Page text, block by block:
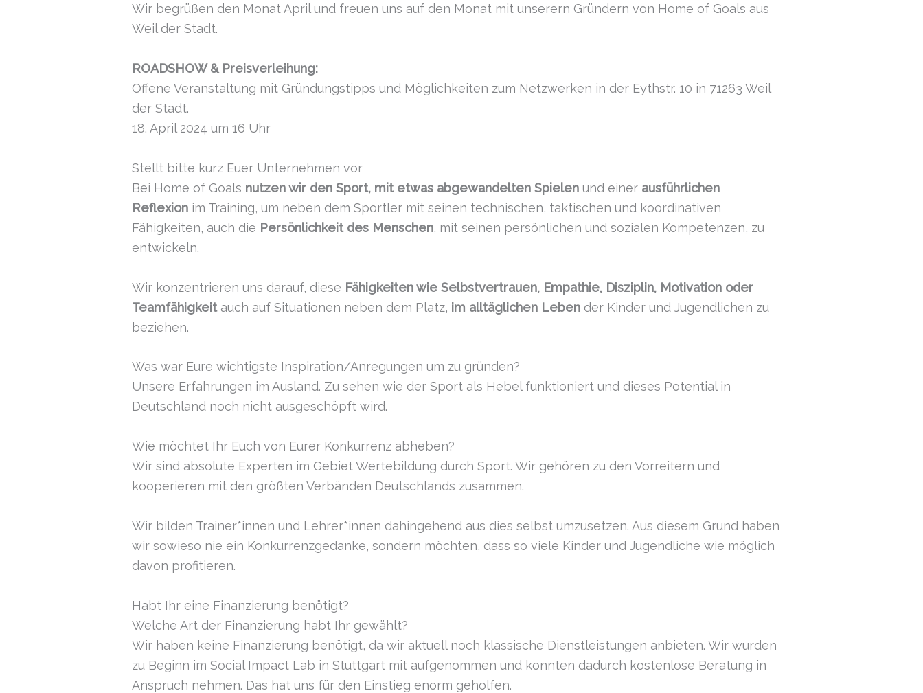
Wir begrüßen den Monat April und freuen uns auf den Monat mit unserern Gründern von Home of Goals aus
Weil der Stadt.
ROADSHOW & Preisverleihung:
Offene Veranstaltung mit Gründungstipps und Möglichkeiten zum Netzwerken in der Eythstr. 10 in 71263 Weil
der Stadt.
18. April 2024 um 16 Uhr
Stellt bitte kurz Euer Unternehmen vor
Bei Home of Goals nutzen wir den Sport, mit etwas abgewandelten Spielen und einer ausführlichen
Reflexion im Training, um neben dem Sportler mit seinen technischen, taktischen und koordinativen
Fähigkeiten, auch die Persönlichkeit des Menschen, mit seinen persönlichen und sozialen Kompetenzen, zu
entwickeln.
Wir konzentrieren uns darauf, diese Fähigkeiten wie Selbstvertrauen, Empathie, Disziplin, Motivation oder
Teamfähigkeitauch auf Situationen neben dem Platz, im alltäglichen Leben der Kinder und Jugendlichen zu
beziehen.
Was war Eure wichtigste Inspiration/Anregungen um zu gründen?
Unsere Erfahrungen im Ausland. Zu sehen wie der Sport als Hebel funktioniert und dieses Potential in
Deutschland noch nicht ausgeschöpft wird.
Wie möchtet Ihr Euch von Eurer Konkurrenz abheben?
Wir sind absolute Experten im Gebiet Wertebildung durch Sport. Wir gehören zu den Vorreitern und
kooperieren mit den größten Verbänden Deutschlands zusammen.
Wir bilden Trainer*innen und Lehrer*innen dahingehend aus dies selbst umzusetzen. Aus diesem Grund haben
wir sowieso nie ein Konkurrenzgedanke, sondern möchten, dass so viele Kinder und Jugendliche wie möglich
davon profitieren.
Habt Ihr eine Finanzierung benötigt?
Welche Art der Finanzierung habt Ihr gewählt?
Wir haben keine Finanzierung benötigt, da wir aktuell noch klassische Dienstleistungen anbieten. Wir wurden
zu Beginn im Social Impact Lab in Stuttgart mit aufgenommen und konnten dadurch kostenlose Beratung in
Anspruch nehmen. Das hat uns für den Einstieg enorm geholfen.